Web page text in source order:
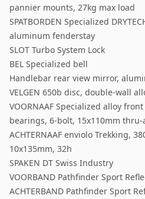
pannier mounts, 27kg max load
SPATBORDEN Specialized
aluminum fenderstay
SLOT Turbo System Lock
BEL Specialized bell
Handlebar rear view mirror,
VELGEN 650b disc, double-wall
VOORNAAF Specialized alloy
bearings, 6-bolt, 15x110mm thru-
ACHTERNAAF enviolo Trekking,
10x135mm, 32h
SPAKEN DT Swiss Industry
VOORBAND Pathfinder Sport
ACHTERBAND Pathfinder Sport